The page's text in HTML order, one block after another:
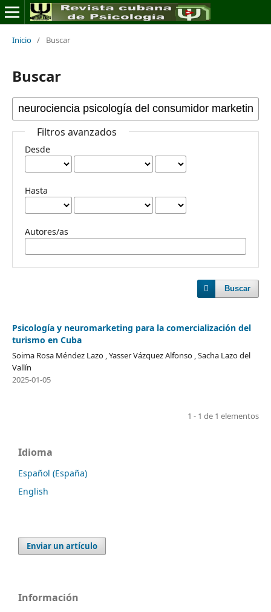
Inicio / Buscar
Buscar
Filtros avanzados
Desde
Hasta
Autores/as
Buscar
Psicología y neuromarketing para la comercialización del
turismo en Cuba
Soima Rosa Méndez Lazo , Yasser Vázquez Alfonso , Sacha Lazo del
Vallín
2025-01-05
1 - 1 de 1 elementos
Idioma
Español (España)
English
Enviar un artículo
Información